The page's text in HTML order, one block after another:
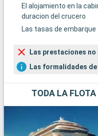
El alojamiento en la
duracion del crucero
Las tasas de embarque
Las prestaciones
Las formalidades
TODA LA FLOTA